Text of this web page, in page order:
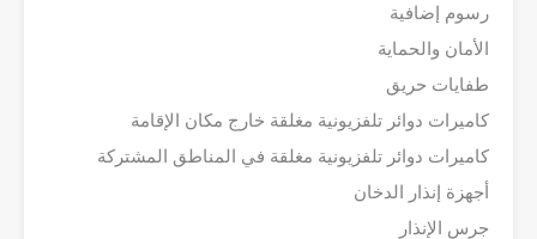
رسوم إضافية
الأمان والحماية
طفايات حريق
كاميرات دوائر تلفزيونية مغلقة خارج مكان الإقامة
كاميرات دوائر تلفزيونية مغلقة في المناطق المشتركة
أجهزة إنذار الدخان
جرس الإنذار